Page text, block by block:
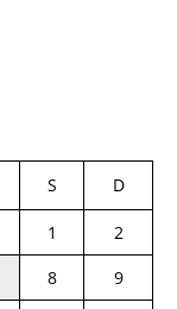
S D
1
2
8
9